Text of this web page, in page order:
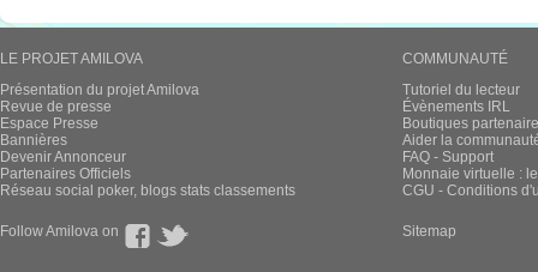
LE PROJET AMILOVA
Présentation du projet Amilova
Revue de presse
Espace Presse
Bannières
Devenir Annonceur
Partenaires Officiels
Réseau social poker, blogs stats classements
COMMUNAUTÉ
Tutoriel du lecteur
Évènements IRL
Boutiques
Aider la
FAQ - Support
Monnaie virtuelle :
CGU - Conditions
Follow Amilova on Sitemap